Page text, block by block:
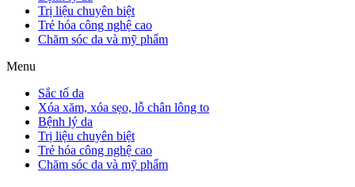
Trị liệu chuyên biệt
Trẻ hóa công nghệ cao
Chăm sóc da và mỹ phẩm
Menu
Sắc tố da
Xóa xăm, xóa sẹo, lỗ chân lông to
Bệnh lý da
Trị liệu chuyên biệt
Trẻ hóa công nghệ cao
Chăm sóc da và mỹ phẩm